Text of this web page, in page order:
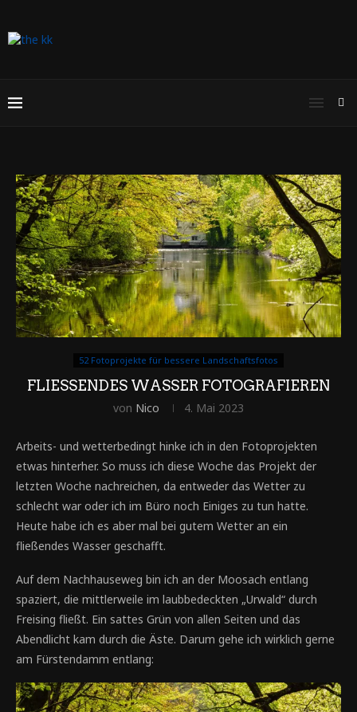
52 Fotoprojekte für bessere Landschaftsfotos
FLIESSENDES WASSER FOTOGRAFIEREN
von Nico 4. Mai 2023
Arbeits- und wetterbedingt hinke ich in den Fotoprojekten
etwas hinterher. So muss ich diese Woche das Projekt der
letzten Woche nachreichen, da entweder das Wetter zu
schlecht war oder ich im Büro noch Einiges zu tun hatte.
Heute habe ich es aber mal bei gutem Wetter an ein
fließendes Wasser geschafft.
Auf dem Nachhauseweg bin ich an der Moosach entlang
spaziert, die mittlerweile im laubbedeckten „Urwald“ durch
Freising fließt. Ein sattes Grün von allen Seiten und das
Abendlicht kam durch die Äste. Darum gehe ich wirklich gerne
am Fürstendamm entlang: